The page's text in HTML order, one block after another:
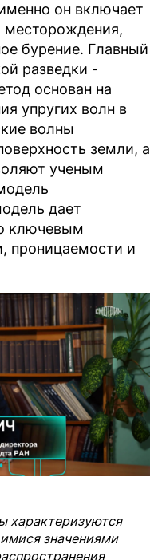
он включает
месторождения,
бурение. Главный
разведки -
основан на
упругих волн в
волны
земли, а
ученым
дает
ключевым
проницаемости и
характеризуются
значениями